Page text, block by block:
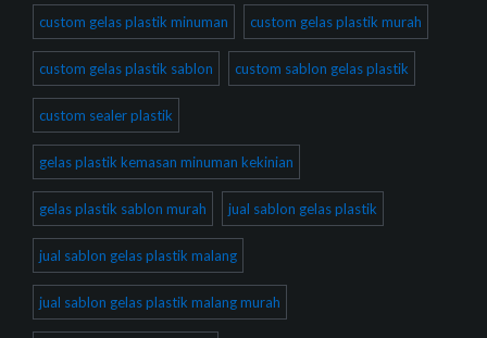
custom gelas plastik minuman custom gelas plastik murah
custom gelas plastik sablon custom sablon gelas plastik
custom sealer plastik
gelas plastik kemasan minuman kekinian
gelas plastik sablon murah jual sablon gelas plastik
jual sablon gelas plastik malang
jual sablon gelas plastik malang murah